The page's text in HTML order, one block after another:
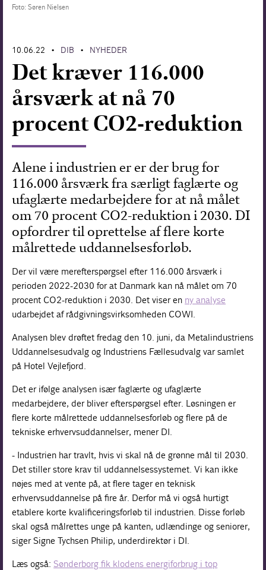
Foto: Søren Nielsen
10.06.22 • DIB • NYHEDER
Det kræver 116.000
årsværk at nå 70
procent CO2-reduktion
Alene i industrien er er der brug for
116.000 årsværk fra særligt faglærte og
ufaglærte medarbejdere for at nå målet
om 70 procent CO2-reduktion i 2030. DI
opfordrer til oprettelse af flere korte
målrettede uddannelsesforløb.
Der vil være merefterspørgsel efter 116.000 årsværk i
perioden 2022-2030 for at Danmark kan nå målet om 70
procent CO2-reduktion i 2030. Det viser en ny analyse
udarbejdet af rådgivningsvirksomheden COWI.
Analysen blev drøftet fredag den 10. juni, da Metalindustriens
Uddannelsesudvalg og Industriens Fællesudvalg var samlet
på Hotel Vejlefjord.
Det er ifølge analysen især faglærte og ufaglærte
medarbejdere, der bliver efterspørgsel efter. Løsningen er
flere korte målrettede uddannelsesforløb og flere på de
tekniske erhvervsuddannelser, mener DI.
- Industrien har travlt, hvis vi skal nå de grønne mål til 2030.
Det stiller store krav til uddannelsessystemet. Vi kan ikke
nøjes med at vente på, at flere tager en teknisk
erhvervsuddannelse på fire år. Derfor må vi også hurtigt
etablere korte kvalificeringsforløb til industrien. Disse forløb
skal også målrettes unge på kanten, udlændinge og seniorer,
siger Signe Tychsen Philip, underdirektør i DI.
Læs også:Sønderborg fik klodens energiforbrug i top